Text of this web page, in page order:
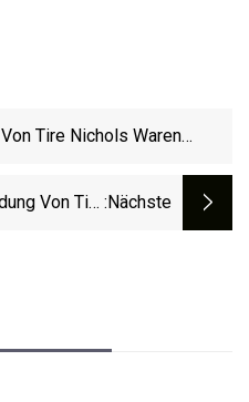
Tire Nichols Waren
Von Tire :nächste